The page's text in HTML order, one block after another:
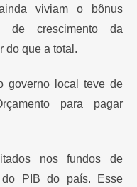
viviam o bônus
de crescimento da
do que a total.
governo local teve de
para pagar
nos fundos de
do PIB do país. Esse